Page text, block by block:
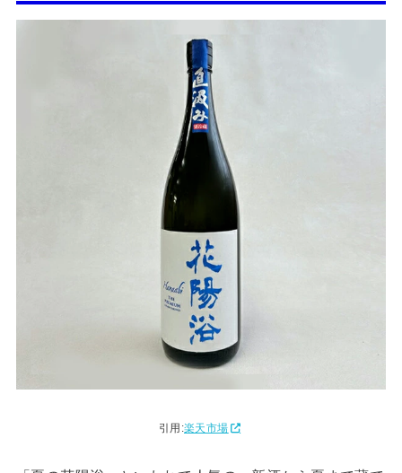
引用:楽天市場